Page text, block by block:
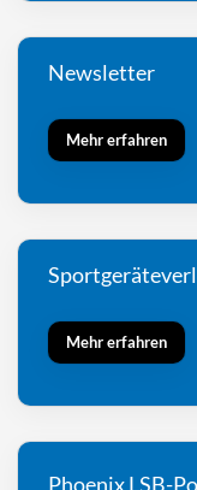
Newsletter
Mehr erfahren
Mehr erfahren
Phoenix LSB-